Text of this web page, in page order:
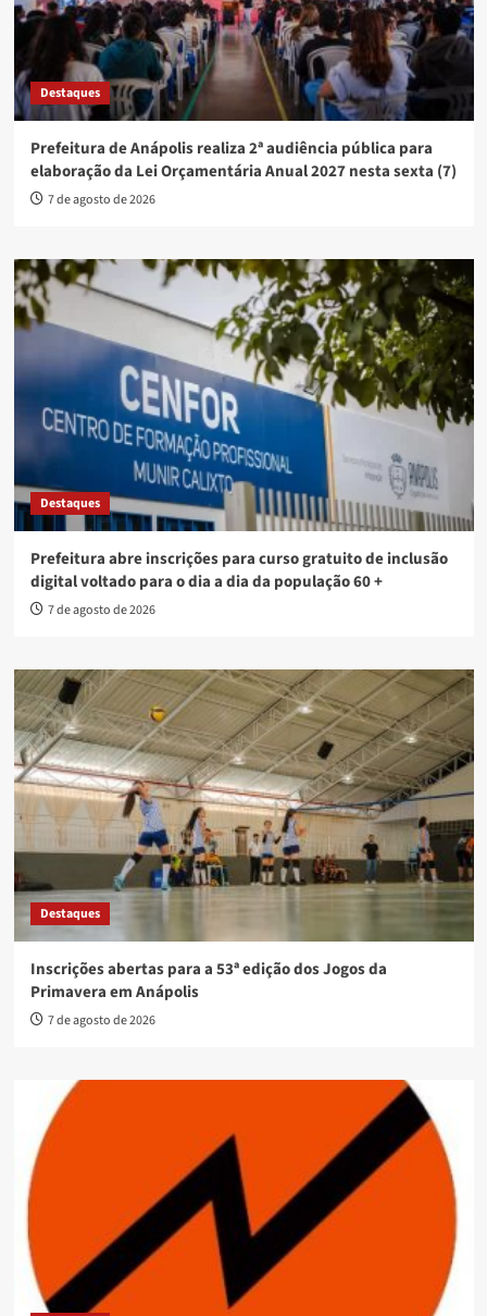
Destaques
Prefeitura de Anápolis realiza 2ª audiência pública para
elaboração da Lei Orçamentária Anual 2027 nesta sexta (7)
7 de agosto de 2026
Destaques
Prefeitura abre inscrições para curso gratuito de inclusão
digital voltado para o dia a dia da população 60 +
7 de agosto de 2026
Destaques
Inscrições abertas para a 53ª edição dos Jogos da
Primavera em Anápolis
7 de agosto de 2026